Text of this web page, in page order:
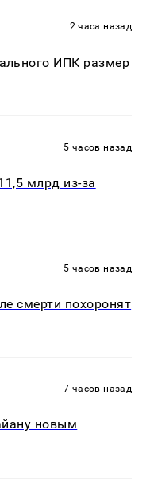
2 часа назад
ИПК размер
5 часов назад
млрд из-за
5 часов назад
смерти похоронят
7 часов назад
новым